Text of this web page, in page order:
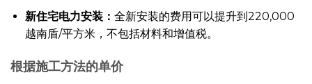
新住宅电力安装： 全新安装的费用可以提升到220,000
越南盾/平方米，不包括材料和增值税。
根据施工方法的单价